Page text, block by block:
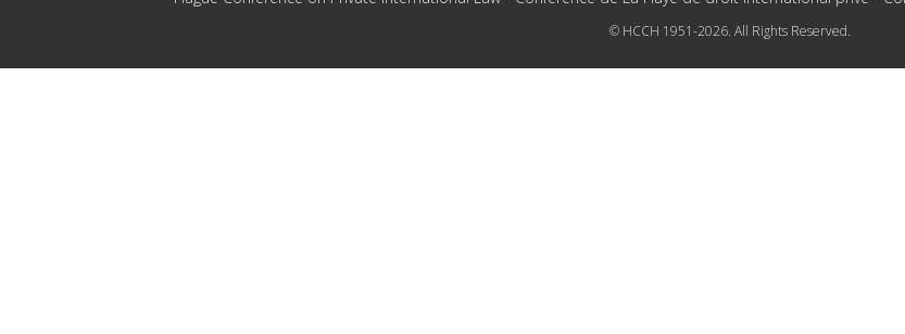
© HCCH 1951-2026. All Rights Reserved.